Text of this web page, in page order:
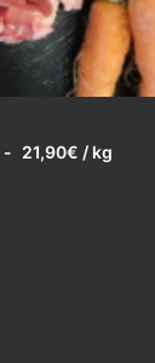
21,90€ / kg